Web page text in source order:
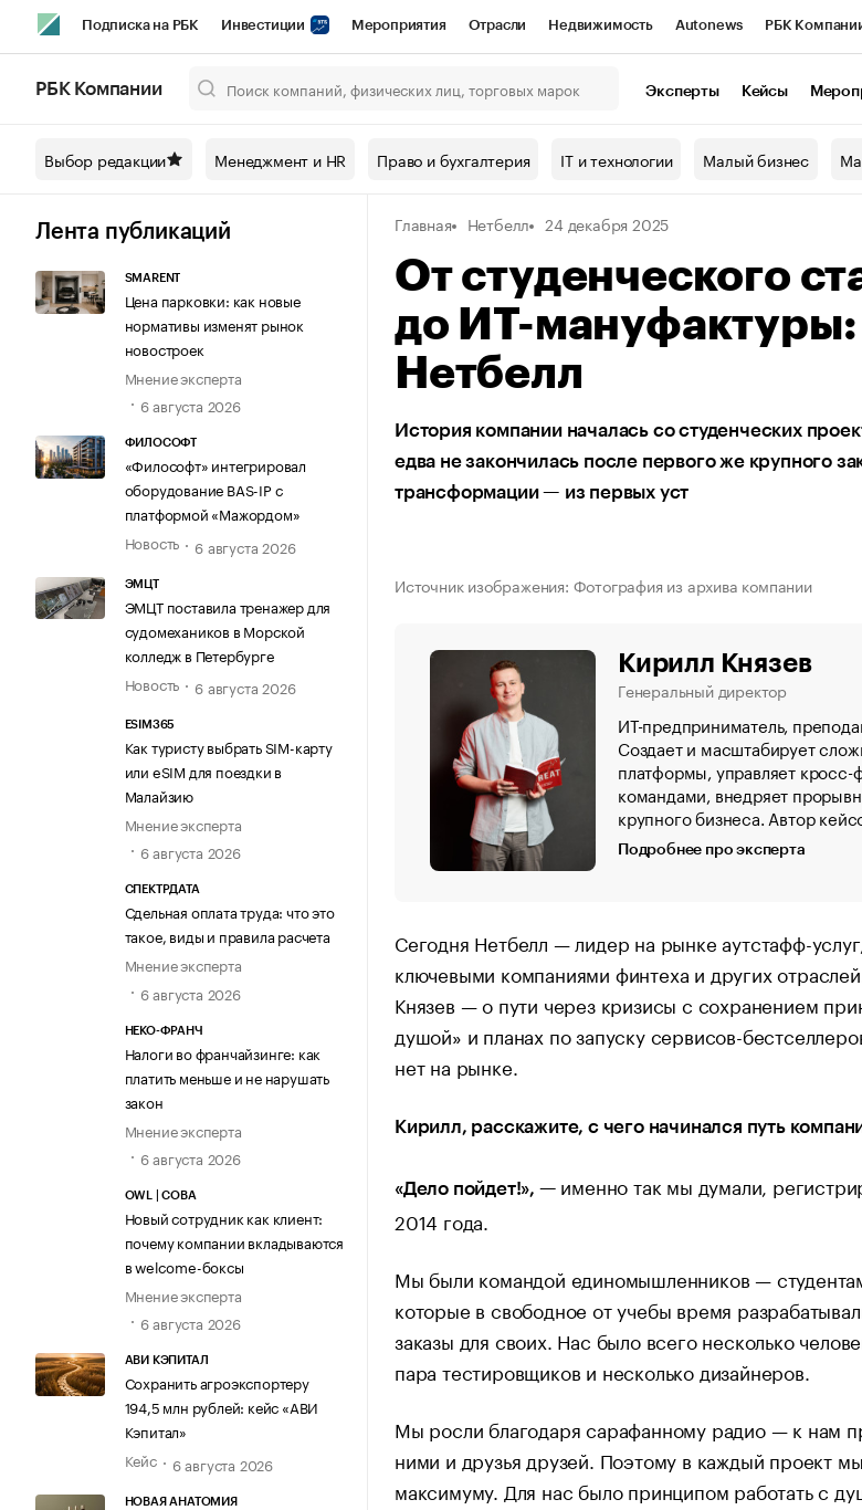
Подписка на РБК Инвестиции Мероприятия Отрасли Недвижимость Autonews РБК
Спецпроекты СПб Конференции СПб Спецпроекты Проверка контрагентов
Технологии и медиа Рынок наличной валюты
РБК Компании Эксперты Кейсы
Выбор редакции Менеджмент и HR Право и бухгалтерия IT и технологии Малый бизнес
Лента публикаций
SMARENT
Цена парковки: как новые
нормативы изменят рынок
новостроек
Мнение эксперта
6 августа 2026
ФИЛОСОФТ
«Философт» интегрировал
оборудование BAS-IP с
платформой «Мажордом»
Новость
6 августа 2026
ЭМЦТ
ЭМЦТ поставила тренажер для
судомехаников в Морской
колледж в Петербурге
Новость
6 августа 2026
ESIM365
Как туристу выбрать SIM-карту
или eSIM для поездки в
Малайзию
Мнение эксперта
6 августа 2026
СПЕКТРДАТА
Сдельная оплата труда: что это
такое, виды и правила расчета
Мнение эксперта
6 августа 2026
НЕКО-ФРАНЧ
Налоги во франчайзинге: как
платить меньше и не нарушать
закон
Мнение эксперта
6 августа 2026
OWL | СОВА
Новый сотрудник как клиент:
почему компании вкладываются
в welcome-боксы
Мнение эксперта
6 августа 2026
АВИ КЭПИТАЛ
Сохранить агроэкспортеру
194,5 млн рублей: кейс «АВИ
Кэпитал»
Кейс
6 августа 2026
НОВАЯ АНАТОМИЯ
Главная Нетбелл 24 декабря 2025
От студенческого
до ИТ-мануфактуры:
Нетбелл
История компании началась со студенческих
едва не закончилась после первого же крупного
трансформации — из первых уст
Источник изображения: Фотография из архива компании
Кирилл Князев
Генеральный директор
ИТ-предприниматель,
Создает и масштабирует
платформы, управляет
командами, внедряет
крупного бизнеса. Автор
Подробнее про эксперта
Сегодня Нетбелл — лидер на рынке аутстафф-
ключевыми компаниями финтеха и других
Князев — о пути через кризисы с сохранением
душой» и планах по запуску сервисов-
нет на рынке.
Кирилл, расскажите, с чего начинался путь
«Дело пойдет!», — именно так мы думали,
2014 года.
Мы были командой единомышленников —
которые в свободное от учебы время
заказы для своих. Нас было всего несколько
пара тестировщиков и несколько дизайнеров.
Мы росли благодаря сарафанному радио — к нам
ними и друзья друзей. Поэтому в каждый проект
максимуму. Для нас было принципом работать с